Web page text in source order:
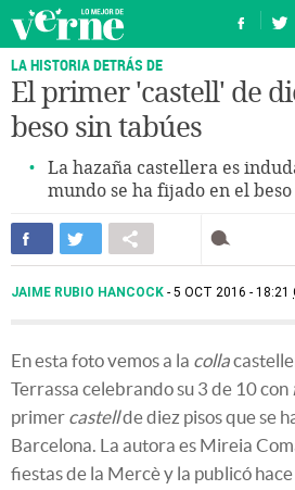
LA HISTORIA DETRÁS DE
El primer 'castell' de
beso sin tabúes
La hazaña castellera es
mundo se ha fijado en el beso
JAIME RUBIO HANCOCK 5 OCT 2016 - 18:21
En esta foto vemos a la colla
Terrassa celebrando su 3 de 10 con
primer castellde diez pisos que se
Barcelona. La autora es Mireia
fiestas de la Mercè y la publicó